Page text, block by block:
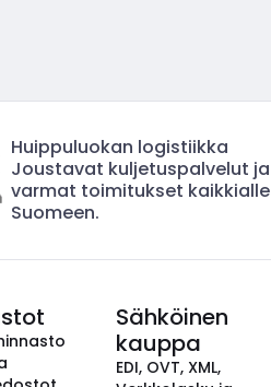
Huippuluokan logistiikka
Joustavat kuljetuspalvelut ja
varmat toimitukset kaikkialle
Suomeen.
Sähköinen
kauppa
EDI, OVT, XML,